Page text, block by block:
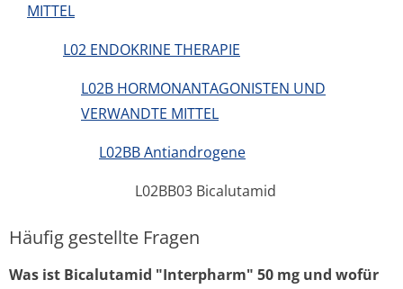
MITTEL
L02 ENDOKRINE THERAPIE
L02B HORMONANTAGONISTEN UND
VERWANDTE MITTEL
L02BB Antiandrogene
L02BB03 Bicalutamid
Häufig gestellte Fragen
Was ist Bicalutamid "Interpharm" 50 mg und wofür